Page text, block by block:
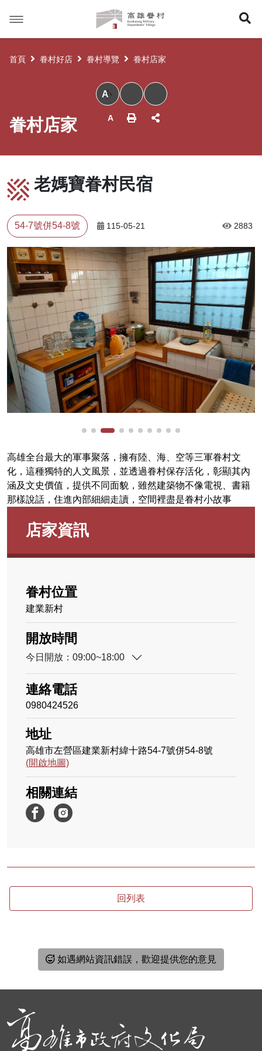
高
雄
眷
首頁 眷村好店 眷村導覽 眷村店家
小
眷村店家
老媽寶眷村民宿
54-7號併54-8號 115-05-21 2883
高雄全台最大的軍事聚落，擁有陸、海、空等三軍眷村文
化，這種獨特的人文風景，並透過眷村保存活化，彰顯其內
涵及文史價值，提供不同面貌，雖然建築物不像電視、書籍
那樣說話，住進內部細細走讀，空間裡盡是眷村小故事
店家資訊
眷村位置
建業新村
開放時間
今日開放：09:00~18:00
連絡電話
0980424526
地址
高雄市左營區建業新村緯十路54-7號併54-8號
(開啟地圖)
相關連結
回列表
如遇網站資訊錯誤，歡迎提供您的意見